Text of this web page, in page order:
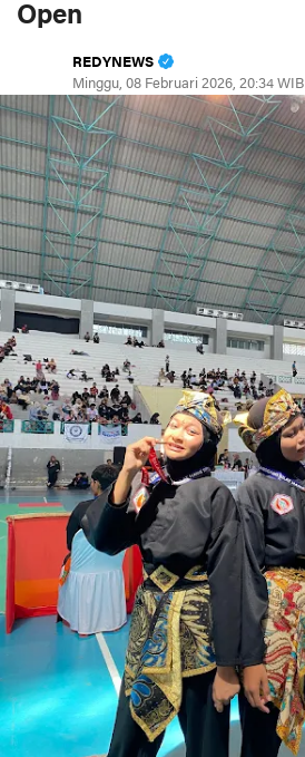
Open
REDYNEWS
Minggu, 08 Februari 2026, 20:34 WIB